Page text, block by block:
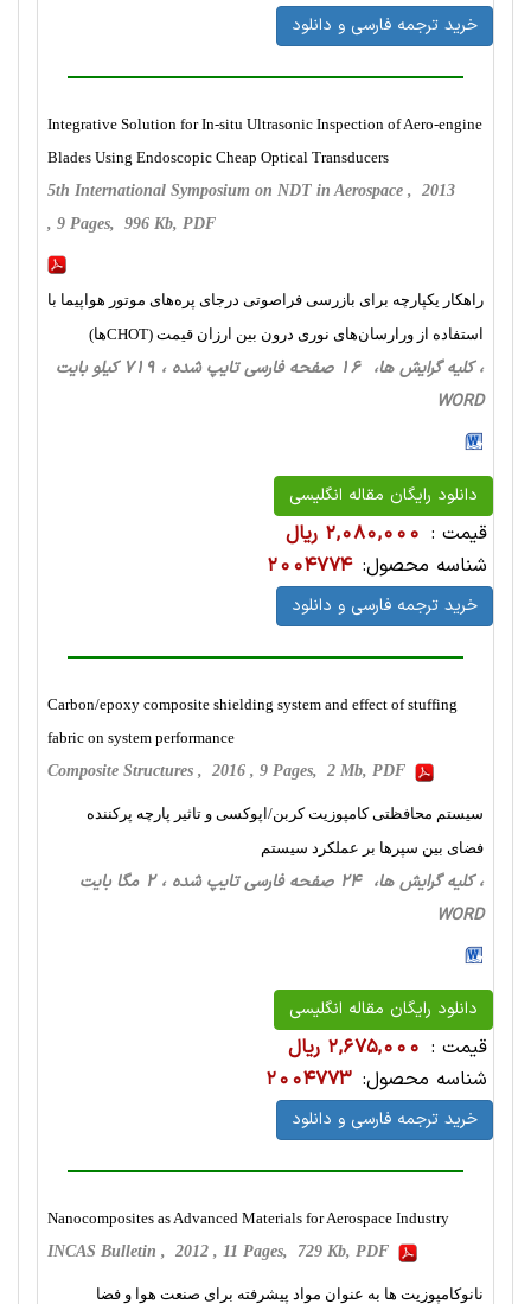
خرید ترجمه فارسی و دانلود
Integrative Solution for In-situ Ultrasonic Inspection of Aero-engine
Blades Using Endoscopic Cheap Optical Transducers
5th International Symposium on NDT in Aerospace , 2013
, 9 Pages, 996 Kb, PDF
راهکار یکپارچه برای بازرسی فراصوتی درجای پره‌های موتور هواپیما با
استفاده از ورارسان‌های نوری درون بین ارزان قیمت (CHOTها)
، کلیه گرایش ها، 16 صفحه فارسی تایپ شده ، 719 کیلو بایت
WORD
دانلود رایگان مقاله انگلیسی
قیمت : 2,080,000 ریال
شناسه محصول: 2004774
خرید ترجمه فارسی و دانلود
Carbon/epoxy composite shielding system and effect of stuffing
fabric on system performance
Composite Structures , 2016 , 9 Pages, 2 Mb, PDF
سیستم محافظتی کامپوزیت کربن/اپوکسی و تاثیر پارچه پرکننده
فضای بین سپرها بر عملکرد سیستم
، کلیه گرایش ها، 24 صفحه فارسی تایپ شده ، 2 مگا بایت
WORD
دانلود رایگان مقاله انگلیسی
قیمت : 2,675,000 ریال
شناسه محصول: 2004773
خرید ترجمه فارسی و دانلود
Nanocomposites as Advanced Materials for Aerospace Industry
INCAS Bulletin , 2012 , 11 Pages, 729 Kb, PDF
نانوکامپوزیت ها به عنوان مواد پیشرفته برای صنعت هوا و فضا